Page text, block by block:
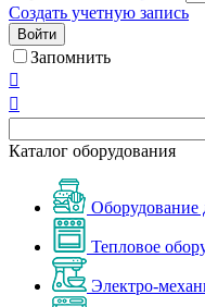
Создать учетную запись
Войти
Запомнить


Каталог оборудования
Оборудование
Тепловое
Электро-